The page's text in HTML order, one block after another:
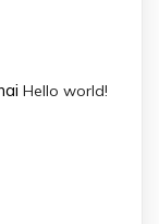
Hello world!